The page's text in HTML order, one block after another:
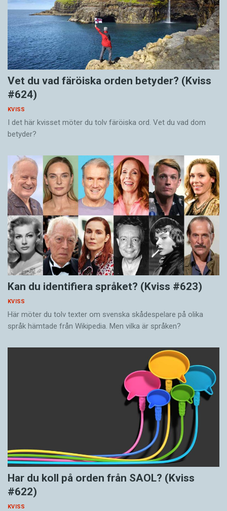
Vet du vad färöiska orden betyder? (Kviss
#624)
KVISS
I det här kvisset möter du tolv färöiska ord. Vet du vad dom
betyder?
Kan du identifiera språket? (Kviss #623)
KVISS
Här möter du tolv texter om svenska skådespelare på olika
språk hämtade från Wikipedia. Men vilka är språken?
Har du koll på orden från SAOL? (Kviss
#622)
KVISS